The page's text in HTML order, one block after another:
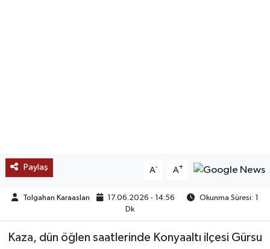
Paylaş A- A+
Tolgahan Karaaslan 17.06.2026 - 14:56
Okunma Süresi: 1
Dk
Kaza, dün öğlen saatlerinde Konyaaltı ilçesi Gürsu
MEDYA
OTOMOTİV
TEKNOLOJİ